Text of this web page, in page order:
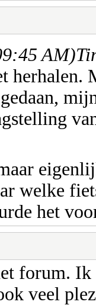
AM)
herhalen.
welke
het
forum. Ik
veel